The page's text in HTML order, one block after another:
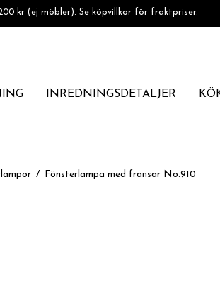
kr (ej möbler). Se köpvillkor för fraktpriser.
INREDNINGSDETALJER
/ Fönsterlampa med fransar No.910